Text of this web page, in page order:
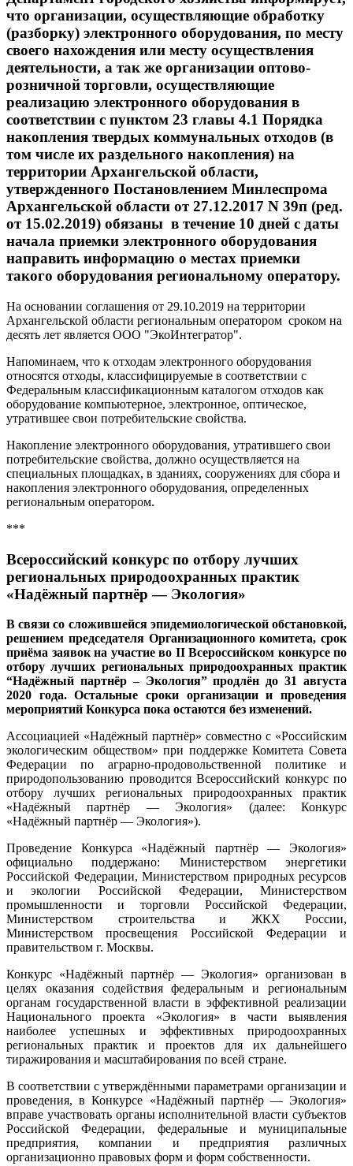
что организации, осуществляющие обработку
(разборку) электронного оборудования, по месту
своего нахождения или месту осуществления
деятельности, а так же организации оптово-
розничной торговли, осуществляющие
реализацию электронного оборудования в
соответствии с пунктом 23 главы 4.1 Порядка
накопления твердых коммунальных отходов (в
том числе их раздельного накопления) на
территории Архангельской области,
утвержденного Постановлением Минлеспрома
Архангельской области от 27.12.2017 N 39п (ред.
от 15.02.2019) обязаны в течение 10 дней с даты
начала приемки электронного оборудования
направить информацию о местах приемки
такого оборудования региональному оператору.
На основании соглашения от 29.10.2019 на территории
Архангельской области региональным оператором сроком на
десять лет является ООО "ЭкоИнтегратор".
Напоминаем, что к отходам электронного оборудования
относятся отходы, классифицируемые в соответствии с
Федеральным классификационным каталогом отходов как
оборудование компьютерное, электронное, оптическое,
утратившее свои потребительские свойства.
Накопление электронного оборудования, утратившего свои
потребительские свойства, должно осуществляется на
специальных площадках, в зданиях, сооружениях для сбора и
накопления электронного оборудования, определенных
региональным оператором.
***
Всероссийский конкурс по отбору лучших
региональных природоохранных практик
«Надёжный партнёр — Экология»
В связи со сложившейся эпидемиологической обстановкой,
решением председателя Организационного комитета, срок
приёма заявок на участие во II Всероссийском конкурсе по
отбору лучших региональных природоохранных практик
“Надёжный партнёр – Экология” продлён до 31 августа
2020 года. Остальные сроки организации и проведения
мероприятий Конкурса пока остаются без изменений.
Ассоциацией «Надёжный партнёр» совместно с «Российским
экологическим обществом» при поддержке Комитета Совета
Федерации по аграрно-продовольственной политике и
природопользованию проводится Всероссийский конкурс по
отбору лучших региональных природоохранных практик
«Надёжный партнёр — Экология» (далее: Конкурс
«Надёжный партнёр — Экология»).
Проведение Конкурса «Надёжный партнёр — Экология»
официально поддержано: Министерством энергетики
Российской Федерации, Министерством природных ресурсов
и экологии Российской Федерации, Министерством
промышленности и торговли Российской Федерации,
Министерством строительства и ЖКХ России,
Министерством просвещения Российской Федерации и
правительством г. Москвы.
Конкурс «Надёжный партнёр — Экология» организован в
целях оказания содействия федеральным и региональным
органам государственной власти в эффективной реализации
Национального проекта «Экология» в части выявления
наиболее успешных и эффективных природоохранных
региональных практик и проектов для их дальнейшего
тиражирования и масштабирования по всей стране.
В соответствии с утверждёнными параметрами организации и
проведения, в Конкурсе «Надёжный партнёр — Экология»
вправе участвовать органы исполнительной власти субъектов
Российской Федерации, федеральные и муниципальные
предприятия, компании и предприятия различных
организационно правовых форм и форм собственности.